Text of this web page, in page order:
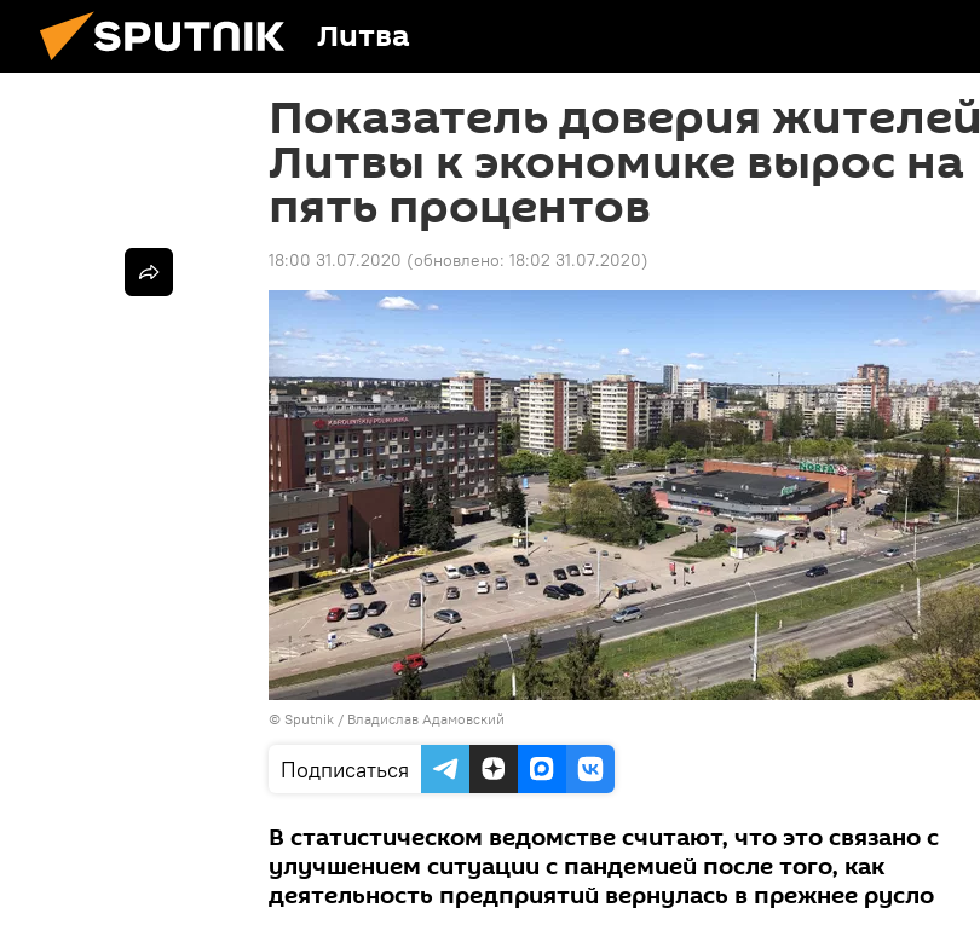
Литва
Показатель доверия жителей
Литвы к экономике вырос на
пять процентов
18:00 31.07.2020 (обновлено: 18:02 31.07.2020)
© Sputnik / Владислав Адамовский
Подписаться
В статистическом ведомстве считают, что это связано с
улучшением ситуации с пандемией после того, как
деятельность предприятий вернулась в прежнее русло